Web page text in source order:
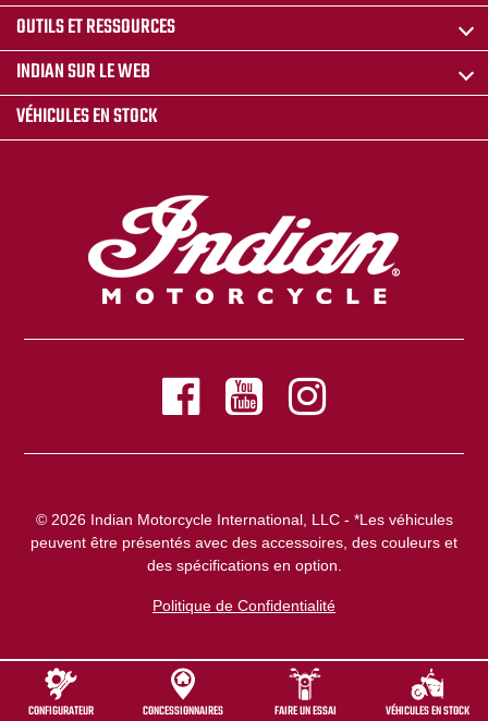
OUTILS ET RESSOURCES
INDIAN SUR LE WEB
VÉHICULES EN STOCK
© 2026 Indian Motorcycle International, LLC - *Les véhicules
peuvent être présentés avec des accessoires, des couleurs et
des spécifications en option.
Politique de Confidentialité
CONFIGURATEUR CONCESSIONNAIRES FAIRE UN ESSAI VÉHICULES EN STOCK